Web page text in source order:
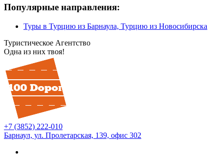
Популярные направления:
Туры в Турцию из Барнаула, Турцию из Новосибирска
Туристическое Агентство
Одна из них твоя!
+7 (3852) 222-010
Барнаул, ул. Пролетарская, 139, офис 302